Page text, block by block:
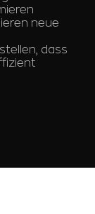
neue
dass